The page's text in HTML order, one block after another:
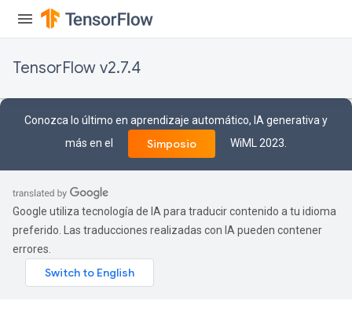
TensorFlow v2.7.4
Conozca lo último en aprendizaje automático, IA generativa y
más en el
Simposio WiML 2023.
Google utiliza tecnología de IA para traducir contenido a tu idioma
preferido. Las traducciones realizadas con IA pueden contener
errores.